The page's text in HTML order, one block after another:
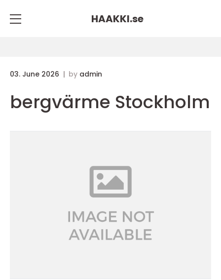
HAAKKI.se
03. June 2026 by admin
bergvärme Stockholm